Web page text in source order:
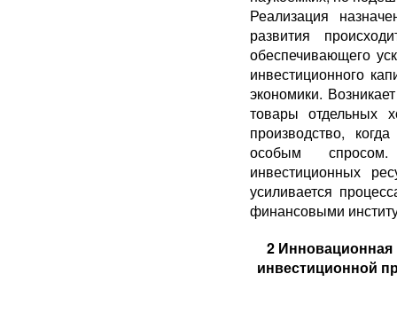
Реализация
развития
обеспечивающего
инвестиционного
экономики.
товары отдельных
производство,
особым спросом.
инвестиционных
усиливается
финансовыми
2 Инновационная
инвестиционной